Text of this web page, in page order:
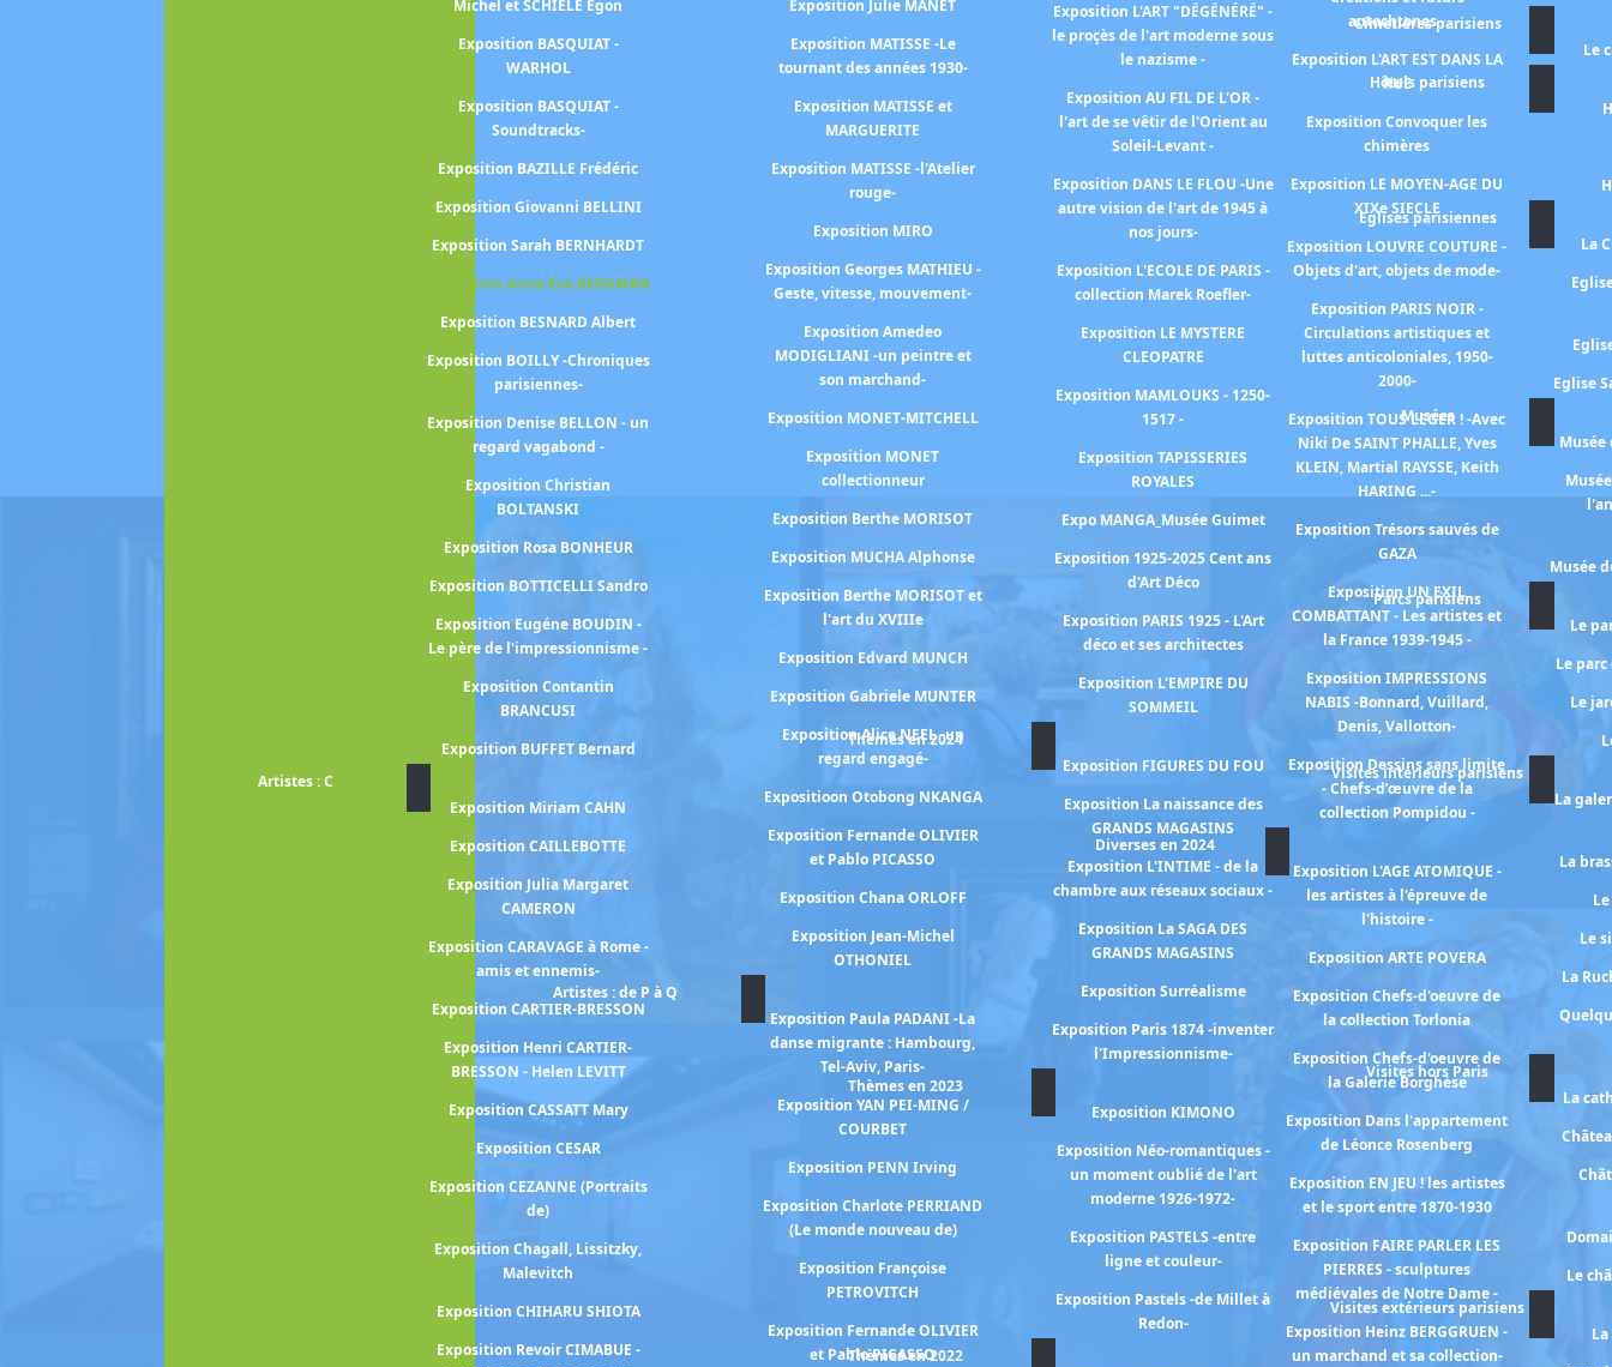
Michel et SCHIELE Egon
Exposition BASQUIAT -
WARHOL
Exposition BASQUIAT -
Soundtracks-
Exposition BAZILLE Frédéric
Exposition Giovanni BELLINI
Exposition Sarah BERNHARDT
Exposition Anna-Eva BERGMAN
Exposition BESNARD Albert
Exposition BOILLY -Chroniques
parisiennes-
Exposition Denise BELLON - un
regard vagabond -
Exposition Christian
BOLTANSKI
Exposition Rosa BONHEUR
Exposition BOTTICELLI Sandro
Exposition Eugéne BOUDIN -
Le père de l'impressionnisme -
Exposition Contantin
BRANCUSI
Exposition BUFFET Bernard
Artistes : C
Exposition Miriam CAHN
Exposition CAILLEBOTTE
Exposition Julia Margaret
CAMERON
Exposition CARAVAGE à Rome -
amis et ennemis-
Exposition CARTIER-BRESSON
Exposition Henri CARTIER-
BRESSON - Helen LEVITT
Exposition CASSATT Mary
Exposition CESAR
Exposition CEZANNE (Portraits
de)
Exposition Chagall, Lissitzky,
Malevitch
Exposition CHIHARU SHIOTA
Exposition Revoir CIMABUE -
Exposition Julie MANET
Exposition MATISSE -Le
tournant des années 1930-
Exposition MATISSE et
MARGUERITE
Exposition MATISSE -l'Atelier
rouge-
Exposition MIRO
Exposition Georges MATHIEU -
Geste, vitesse, mouvement-
Exposition Amedeo
MODIGLIANI -un peintre et
son marchand-
Exposition MONET-MITCHELL
Exposition MONET
collectionneur
Exposition Berthe MORISOT
Exposition MUCHA Alphonse
Exposition Berthe MORISOT et
l'art du XVIIIe
Exposition Edvard MUNCH
Exposition Gabriele MUNTER
Exposition Alice NEEL -un
regard engagé-
Expositioon Otobong NKANGA
Exposition Fernande OLIVIER
et Pablo PICASSO
Exposition Chana ORLOFF
Exposition Jean-Michel
OTHONIEL
Artistes : de P à Q
Exposition Paula PADANI -La
danse migrante : Hambourg,
Tel-Aviv, Paris-
Exposition YAN PEI-MING /
COURBET
Exposition PENN Irving
Exposition Charlote PERRIAND
(Le monde nouveau de)
Exposition Françoise
PETROVITCH
Exposition Fernande OLIVIER
et Pablo PICASSO
Exposition L'ART "DÉGÉNÉRÉ" -
le proçès de l'art moderne sous
le nazisme -
Exposition AU FIL DE L'OR -
l'art de se vêtir de l'Orient au
Soleil-Levant -
Exposition DANS LE FLOU -Une
autre vision de l'art de 1945 à
nos jours-
Exposition L'ECOLE DE PARIS -
collection Marek Roefler-
Exposition LE MYSTERE
CLEOPATRE
Exposition MAMLOUKS - 1250-
1517 -
Exposition TAPISSERIES
ROYALES
Expo MANGA_Musée Guimet
Exposition 1925-2025 Cent ans
d'Art Déco
Exposition PARIS 1925 - L'Art
déco et ses architectes
Exposition L'EMPIRE DU
SOMMEIL
Thèmes en 2024
Exposition FIGURES DU FOU
Exposition La naissance des
GRANDS MAGASINS
Exposition L'INTIME - de la
chambre aux réseaux sociaux -
Exposition La SAGA DES
GRANDS MAGASINS
Exposition Surréalisme
Exposition Paris 1874 -inventer
l'Impressionnisme-
Thèmes en 2023
Exposition KIMONO
Exposition Néo-romantiques -
un moment oublié de l'art
moderne 1926-1972-
Exposition PASTELS -entre
ligne et couleur-
Exposition Pastels -de Millet à
Redon-
Thèmes en 2022
autochtones -
Exposition L'ART EST DANS LA
RUE
Exposition Convoquer les
chimères
Exposition LE MOYEN-AGE DU
XIXe SIECLE
Exposition LOUVRE COUTURE -
Objets d'art, objets de mode-
Exposition PARIS NOIR -
Circulations artistiques et
luttes anticoloniales, 1950-
2000-
Exposition TOUS LEGER ! -Avec
Niki De SAINT PHALLE, Yves
KLEIN, Martial RAYSSE, Keith
HARING ...-
Exposition Trésors sauvés de
GAZA
Exposition UN EXIL
COMBATTANT - Les artistes et
la France 1939-1945 -
Exposition IMPRESSIONS
NABIS -Bonnard, Vuillard,
Denis, Vallotton-
Exposition Dessins sans limite
- Chefs-d’œuvre de la
collection Pompidou -
Diverses en 2024
Exposition L'AGE ATOMIQUE -
les artistes à l'épreuve de
l'histoire -
Exposition ARTE POVERA
Exposition Chefs-d'oeuvre de
la collection Torlonia
Exposition Chefs-d'oeuvre de
la Galerie Borghèse
Exposition Dans l'appartement
de Léonce Rosenberg
Exposition EN JEU ! les artistes
et le sport entre 1870-1930
Exposition FAIRE PARLER LES
PIERRES - sculptures
médiévales de Notre Dame -
Exposition Heinz BERGGRUEN -
un marchand et sa collection-
Cimetières parisiens
Le
Hôtels parisiens
Eglises parisiennes
La
Eglise
Musées
Musée
Musée
Parcs parisiens
Le
Le
Le
Visites intérieurs parisiens
La
La
Le
La
Visites hors Paris
La
Le
Visites extérieurs parisiens